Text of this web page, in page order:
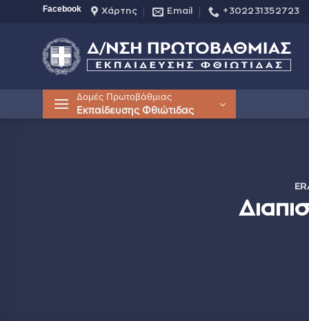
Μετάβαση
περιεχόμενο
Facebook Χάρτης Email +302231352723
Δομές Πρωτοβάθμιας
Εκπαίδευσης Φθιώτιδας